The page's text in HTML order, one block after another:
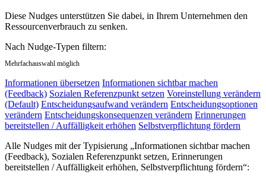
Diese Nudges unterstützen Sie dabei, in Ihrem Unternehmen den
Ressourcenverbrauch zu senken.
Nach Nudge-Typen filtern:
Mehrfachauswahl möglich
Informationen übersetzen Informationen sichtbar machen
(Feedback) Sozialen Referenzpunkt setzen Voreinstellung verändern
(Default) Entscheidungsaufwand verändern Entscheidungsoptionen
verändern Entscheidungskonsequenzen verändern Erinnerungen
bereitstellen / Auffälligkeit erhöhen Selbstverpflichtung fördern
Alle Nudges mit der Typisierung „Informationen sichtbar machen
(Feedback), Sozialen Referenzpunkt setzen, Erinnerungen
bereitstellen / Auffälligkeit erhöhen, Selbstverpflichtung fördern“: